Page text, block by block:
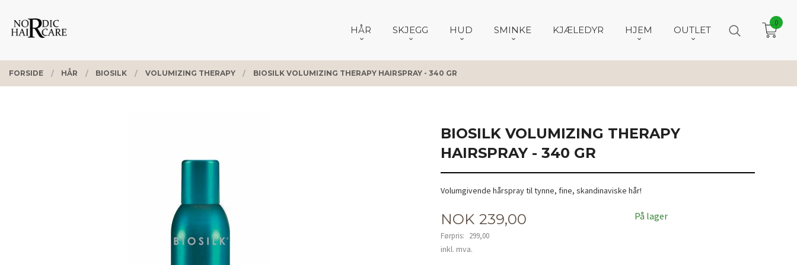
innholdet
PRODUKTER
HÅR SKJEGG HUD SMINKE KJÆLEDYR HJEM OUTLET
0
FORSIDE HÅR BIOSILK VOLUMIZING THERAPY BIOSILK VOLUMIZING THERAPY HAIRSPRAY - 340 GR
BIOSILK VOLUMIZING THERAPY
HAIRSPRAY - 340 GR
Volumgivende hårspray til tynne, fine, skandinaviske hår!
Tilbud
NOK 239,00
Førpris: 299,00
Rabatt
inkl. mva.
På lager